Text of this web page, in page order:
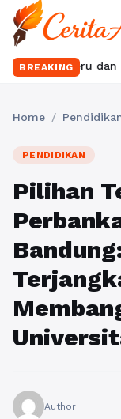
BREAKING
materi lengkap
Home /
PENDIDIKAN
Pilihan
Author